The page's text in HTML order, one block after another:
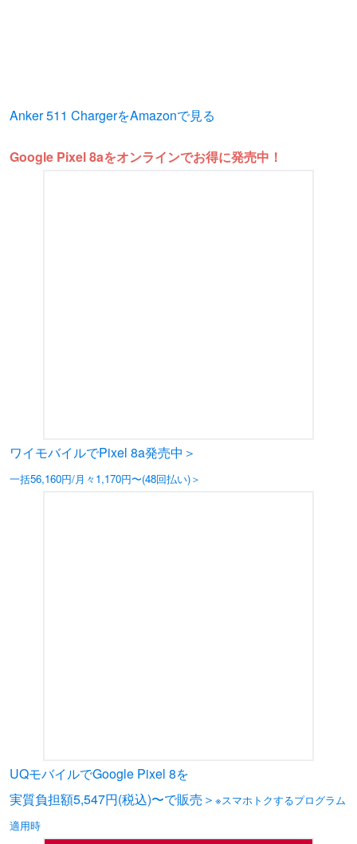
Anker 511 ChargerをAmazonで見る
Google Pixel 8aをオンラインでお得に発売中！
ワイモバイルでPixel 8a発売中＞
一括56,160円/月々1,170円〜(48回払い)＞
UQモバイルでGoogle Pixel 8を
実質負担額5,547円(税込)〜で販売＞ ※スマホトクするプログラム
適用時